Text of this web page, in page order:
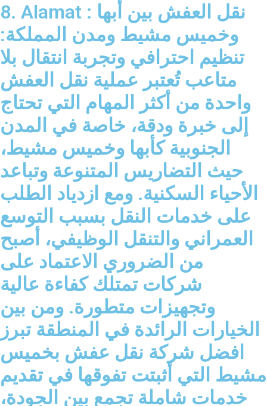
8. Alamat : نقل العفش بين أبها
وخميس مشيط ومدن المملكة:
تنظيم احترافي وتجربة انتقال بلا
متاعب تُعتبر عملية نقل العفش
واحدة من أكثر المهام التي تحتاج
إلى خبرة ودقة، خاصة في المدن
الجنوبية كأبها وخميس مشيط،
حيث التضاريس المتنوعة وتباعد
الأحياء السكنية. ومع ازدياد الطلب
على خدمات النقل بسبب التوسع
العمراني والتنقل الوظيفي، أصبح
من الضروري الاعتماد على
شركات تمتلك كفاءة عالية
وتجهيزات متطورة. ومن بين
الخيارات الرائدة في المنطقة تبرز
افضل شركة نقل عفش بخميس
مشيط التي أثبتت تفوقها في تقديم
خدمات شاملة تجمع بين الجودة،